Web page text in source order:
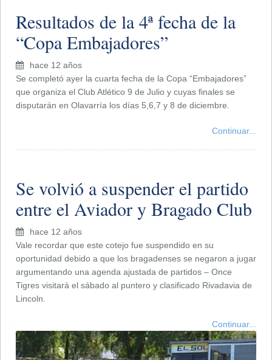
Resultados de la 4ª fecha de la
“Copa Embajadores”
hace 12 años
Se completó ayer la cuarta fecha de la Copa “Embajadores”
que organiza el Club Atlético 9 de Julio y cuyas finales se
disputarán en Olavarría los días 5,6,7 y 8 de diciembre.
Continuar...
Se volvió a suspender el partido
entre el Aviador y Bragado Club
hace 12 años
Vale recordar que este cotejo fue suspendido en su
oportunidad debido a que los bragadenses se negaron a jugar
argumentando una agenda ajustada de partidos – Once
Tigres visitará el sábado al puntero y clasificado Rivadavia de
Lincoln.
Continuar...